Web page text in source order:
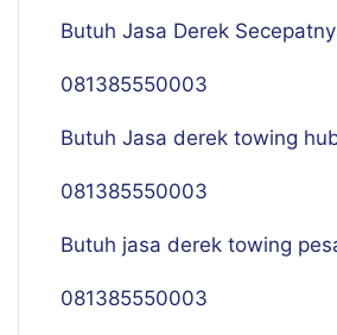
Butuh Jasa Derek
081385550003
Butuh Jasa derek towing
081385550003
Butuh jasa derek towing
081385550003